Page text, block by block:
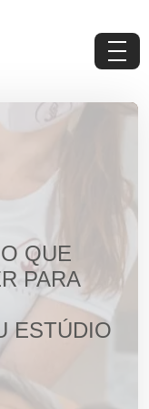
Materiais Gratuitos
um Orçamento
QUE
PARA
ESTÚDIO